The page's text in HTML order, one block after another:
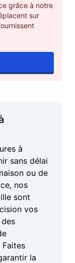
grâce à notre
sur
à
sans délai
ou de
nos
sont
vos
la